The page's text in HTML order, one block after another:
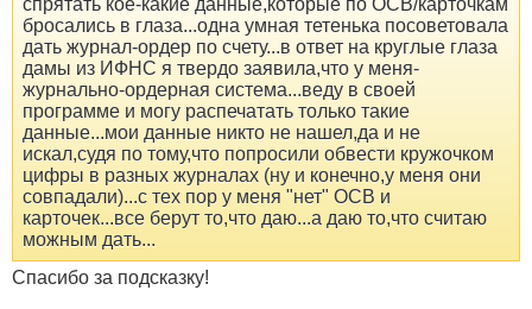
спрятать кое-какие данные,которые по ОСВ/карточкам
бросались в глаза...одна умная тетенька посоветовала
дать журнал-ордер по счету...в ответ на круглые глаза
дамы из ИФНС я твердо заявила,что у меня-
журнально-ордерная система...веду в своей
программе и могу распечатать только такие
данные...мои данные никто не нашел,да и не
искал,судя по тому,что попросили обвести кружочком
цифры в разных журналах (ну и конечно,у меня они
совпадали)...с тех пор у меня "нет" ОСВ и
карточек...все берут то,что даю...а даю то,что считаю
можным дать...
Спасибо за подсказку!